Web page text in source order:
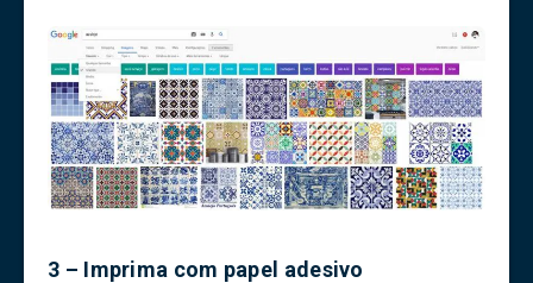
3 – Imprima com papel adesivo